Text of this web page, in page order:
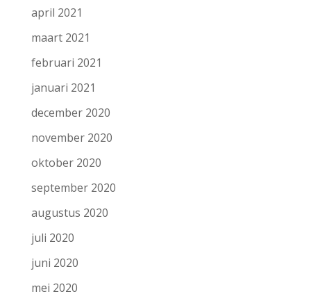
april 2021
maart 2021
februari 2021
januari 2021
december 2020
november 2020
oktober 2020
september 2020
augustus 2020
juli 2020
juni 2020
mei 2020